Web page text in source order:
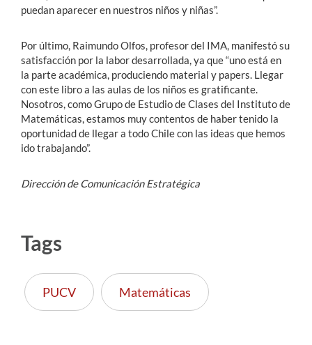
puedan aparecer en nuestros niños y niñas”.
Por último, Raimundo Olfos, profesor del IMA, manifestó su
satisfacción por la labor desarrollada, ya que “uno está en
la parte académica, produciendo material y papers. Llegar
con este libro a las aulas de los niños es gratificante.
Nosotros, como Grupo de Estudio de Clases del Instituto de
Matemáticas, estamos muy contentos de haber tenido la
oportunidad de llegar a todo Chile con las ideas que hemos
ido trabajando”.
Dirección de Comunicación Estratégica
Tags
PUCV Matemáticas